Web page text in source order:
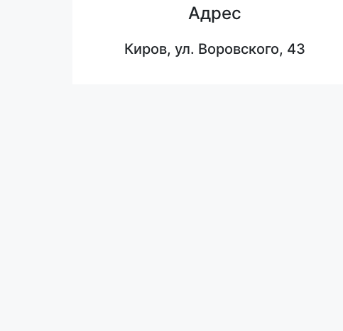
Адрес
Киров, ул. Воровского, 43